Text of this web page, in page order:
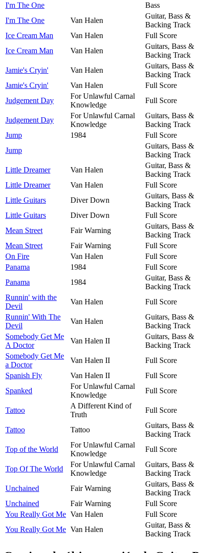
I'm The One
Bass
I'm The One
Van Halen
Guitar, Bass &
Backing Track
Ice Cream Man
Van Halen
Full Score
Ice Cream Man
Van Halen
Guitars, Bass &
Backing Track
Jamie's Cryin'
Van Halen
Guitars, Bass &
Backing Track
Jamie's Cryin'
Van Halen
Full Score
Judgement Day
For Unlawful Carnal
Knowledge
Full Score
Judgement Day
For Unlawful Carnal
Knowledge
Guitars, Bass &
Backing Track
Jump
1984
Full Score
Jump
Guitars, Bass &
Backing Track
Little Dreamer
Van Halen
Guitar, Bass &
Backing Track
Little Dreamer
Van Halen
Full Score
Little Guitars
Diver Down
Guitars, Bass &
Backing Track
Little Guitars
Diver Down
Full Score
Mean Street
Fair Warning
Guitars, Bass &
Backing Track
Mean Street
Fair Warning
Full Score
On Fire
Van Halen
Full Score
Panama
1984
Full Score
Panama
1984
Guitar, Bass &
Backing Track
Runnin' with the
Devil
Van Halen
Full Score
Runnin' With The
Devil
Van Halen
Guitars, Bass &
Backing Track
Somebody Get Me
A Doctor
Van Halen II
Guitars, Bass &
Backing Track
Somebody Get Me
a Doctor
Van Halen II
Full Score
Spanish Fly
Van Halen II
Full Score
Spanked
For Unlawful Carnal
Knowledge
Full Score
Tattoo
A Different Kind of
Truth
Full Score
Tattoo Tattoo
Guitars, Bass &
Backing Track
Top of the World
For Unlawful Carnal
Knowledge
Full Score
Top Of The World
For Unlawful Carnal
Knowledge
Guitars, Bass &
Backing Track
Unchained
Fair Warning
Guitars, Bass &
Backing Track
Unchained
Fair Warning
Full Score
You Really Got Me Van Halen
Full Score
You Really Got Me Van Halen
Guitar, Bass &
Backing Track